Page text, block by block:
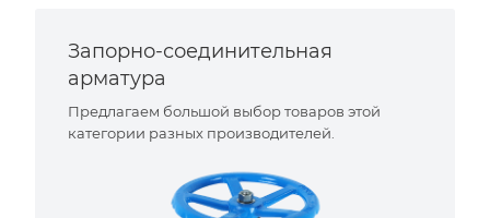
Запорно-соединительная
арматура
Предлагаем большой выбор товаров этой
категории разных производителей.